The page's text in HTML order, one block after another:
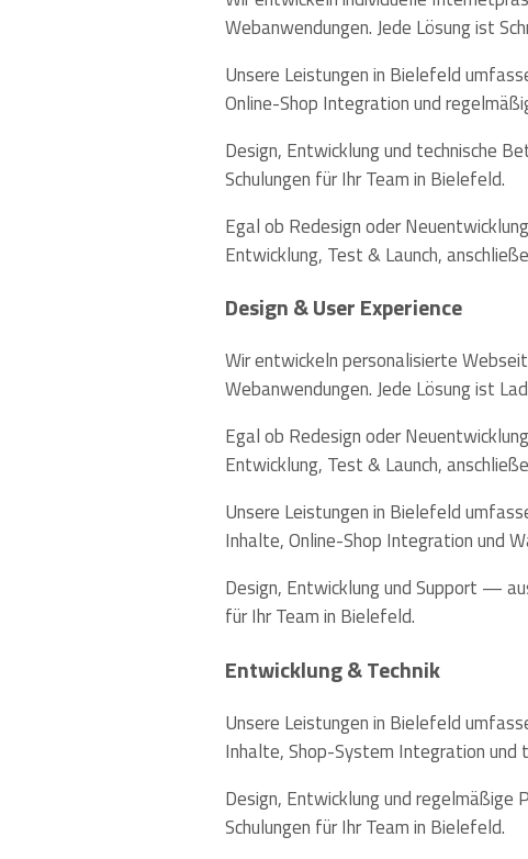
Webanwendungen. Jede Lösung ist
Unsere Leistungen in Bielefeld
Online-Shop Integration und
Design, Entwicklung und technische
Schulungen für Ihr Team in Bielefeld.
Egal ob Redesign oder
Entwicklung, Test & Launch,
Design & User Experience
Wir entwickeln personalisierte
Webanwendungen. Jede Lösung ist
Egal ob Redesign oder
Entwicklung, Test & Launch,
Unsere Leistungen in Bielefeld
Inhalte, Online-Shop Integration und
Design, Entwicklung und Support —
für Ihr Team in Bielefeld.
Entwicklung & Technik
Unsere Leistungen in Bielefeld
Inhalte, Shop-System Integration und
Design, Entwicklung und
Schulungen für Ihr Team in Bielefeld.